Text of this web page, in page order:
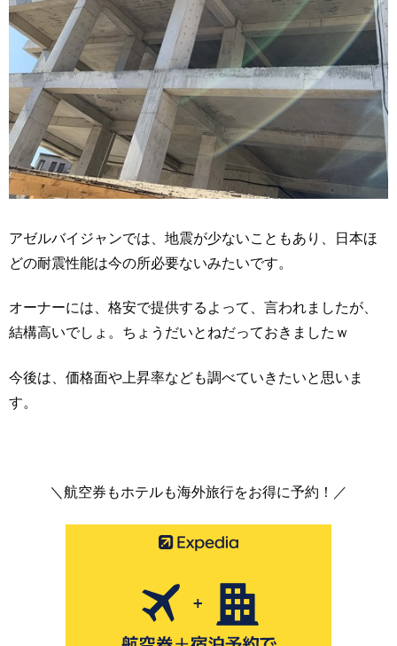
アゼルバイジャンでは、地震が少ないこともあり、日本ほ
どの耐震性能は今の所必要ないみたいです。
オーナーには、格安で提供するよって、言われましたが、
結構高いでしょ。ちょうだいとねだっておきましたｗ
今後は、価格面や上昇率なども調べていきたいと思いま
す。
＼航空券もホテルも海外旅行をお得に予約！／